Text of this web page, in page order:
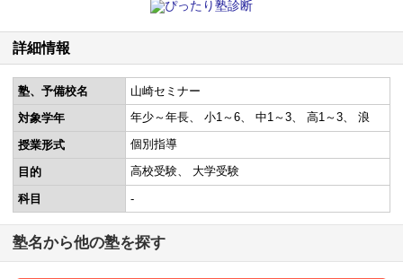
詳細情報
塾、予備校名
山崎セミナー
対象学年
年少～年長 小1～6 中1～3 高1～3 浪
授業形式 個別指導
目的 高校受験 大学受験
科目 -
塾名から他の塾を探す